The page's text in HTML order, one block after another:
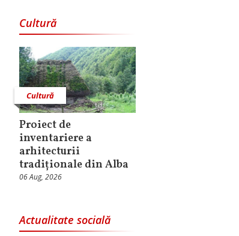
Cultură
Cultură
Proiect de
inventariere a
arhitecturii
tradiționale din Alba
06 Aug, 2026
Actualitate socială